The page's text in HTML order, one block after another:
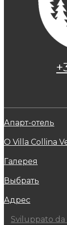
Апарт-отель
О Villa Collina
Галерея
Выбрать
Адрес
Sviluppato da